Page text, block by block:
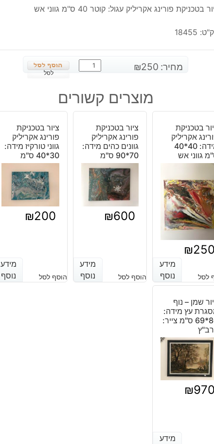
בטכניקת פורינג אקריליק עגול: קוטר 40 ס"מ גווני אש
18455
מחיר: ₪250
כמות
של
בטכניקת
פורינג
עגול:
קוטר
40
ס"מ
גווני
אש
לסל
מוצרים קשורים
בטכניקת
אקריליק
מידה: 40*40
גווני אש
₪250
מידע
נוסף
לסל
מידע
נוסף
ציור בטכניקת
פורינג אקריליק
גוונים כהים מידה:
70*90 ס"מ
₪600
מידע
נוסף
הוסף לסל
מידע
נוסף
ציור בטכניקת
פורינג אקריליק
גווני טורקיז מידה:
30*40 ס"מ
₪200
מידע
נוסף
הוסף לסל
מידע
נוסף
שמן – נוף
עץ מידה:
86*69 ס"מ צייר:
₪970
מידע
מידע